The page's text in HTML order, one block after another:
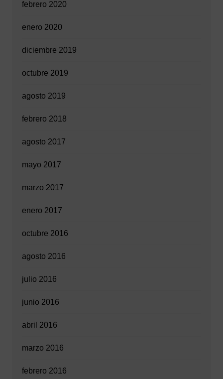
febrero 2020
enero 2020
diciembre 2019
octubre 2019
agosto 2019
febrero 2018
agosto 2017
mayo 2017
marzo 2017
enero 2017
octubre 2016
agosto 2016
julio 2016
junio 2016
abril 2016
marzo 2016
febrero 2016